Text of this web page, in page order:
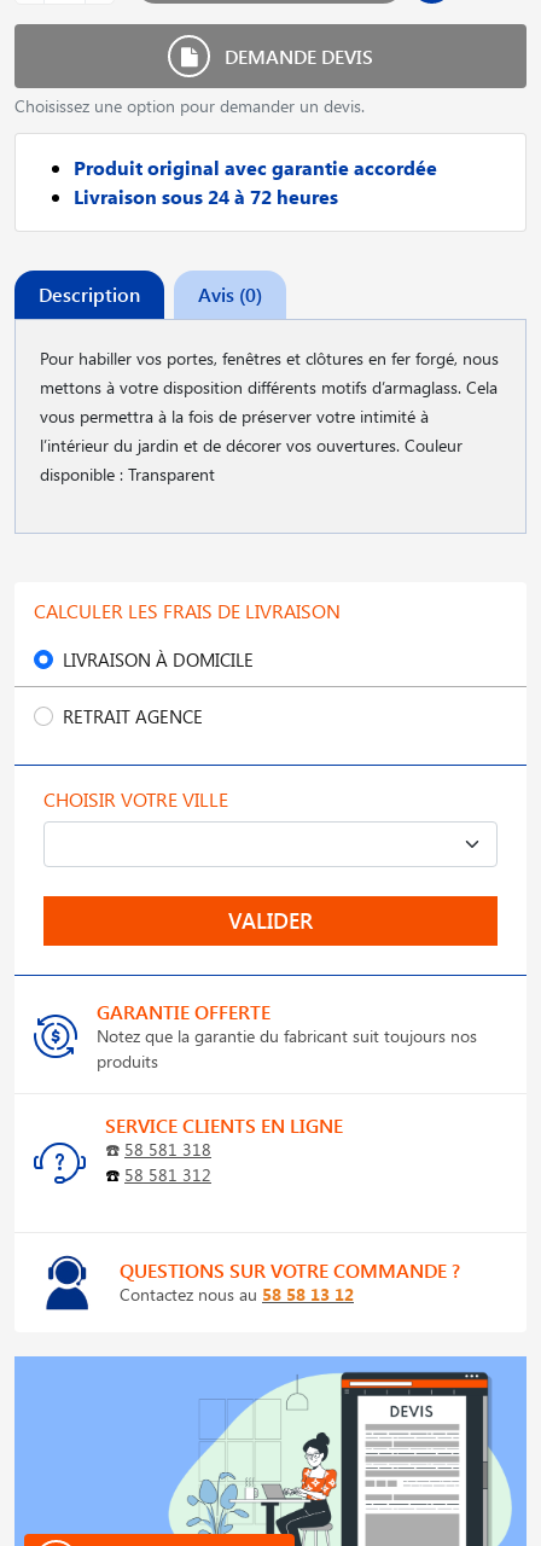
DEMANDE DEVIS
Choisissez une option pour demander un devis.
Produit original avec garantie accordée
Livraison sous 24 à 72 heures
Description Avis (0)
Pour habiller vos portes, fenêtres et clôtures en fer forgé, nous
mettons à votre disposition différents motifs d’armaglass. Cela
vous permettra à la fois de préserver votre intimité à
l’intérieur du jardin et de décorer vos ouvertures. Couleur
disponible : Transparent
CALCULER LES FRAIS DE LIVRAISON
LIVRAISON À DOMICILE
RETRAIT AGENCE
CHOISIR VOTRE VILLE
VALIDER
GARANTIE OFFERTE
Notez que la garantie du fabricant suit toujours nos
produits
SERVICE CLIENTS EN LIGNE
☎️ 58 581 318
☎️ 58 581 312
QUESTIONS SUR VOTRE COMMANDE ?
Contactez nous au 58 58 13 12